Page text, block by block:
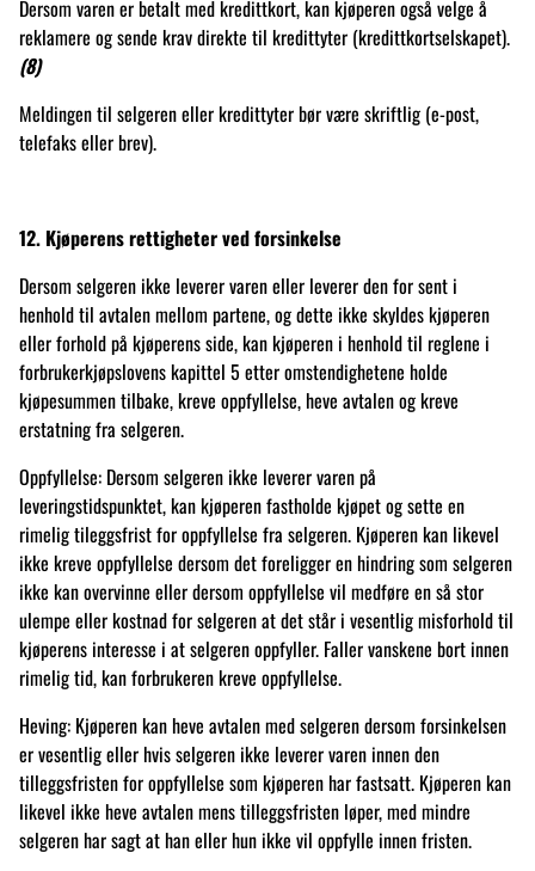
Dersom varen er betalt med kredittkort, kan kjøperen også velge å
reklamere og sende krav direkte til kredittyter (kredittkortselskapet).
(8)
Meldingen til selgeren eller kredittyter bør være skriftlig (e-post,
telefaks eller brev).
12. Kjøperens rettigheter ved forsinkelse
Dersom selgeren ikke leverer varen eller leverer den for sent i
henhold til avtalen mellom partene, og dette ikke skyldes kjøperen
eller forhold på kjøperens side, kan kjøperen i henhold til reglene i
forbrukerkjøpslovens kapittel 5 etter omstendighetene holde
kjøpesummen tilbake, kreve oppfyllelse, heve avtalen og kreve
erstatning fra selgeren.
Oppfyllelse: Dersom selgeren ikke leverer varen på
leveringstidspunktet, kan kjøperen fastholde kjøpet og sette en
rimelig tileggsfrist for oppfyllelse fra selgeren. Kjøperen kan likevel
ikke kreve oppfyllelse dersom det foreligger en hindring som selgeren
ikke kan overvinne eller dersom oppfyllelse vil medføre en så stor
ulempe eller kostnad for selgeren at det står i vesentlig misforhold til
kjøperens interesse i at selgeren oppfyller. Faller vanskene bort innen
rimelig tid, kan forbrukeren kreve oppfyllelse.
Heving: Kjøperen kan heve avtalen med selgeren dersom forsinkelsen
er vesentlig eller hvis selgeren ikke leverer varen innen den
tilleggsfristen for oppfyllelse som kjøperen har fastsatt. Kjøperen kan
likevel ikke heve avtalen mens tilleggsfristen løper, med mindre
selgeren har sagt at han eller hun ikke vil oppfylle innen fristen.